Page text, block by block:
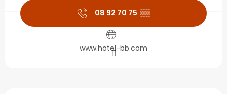
08 92 70 75 ▒▒
www.hotel-bb.com